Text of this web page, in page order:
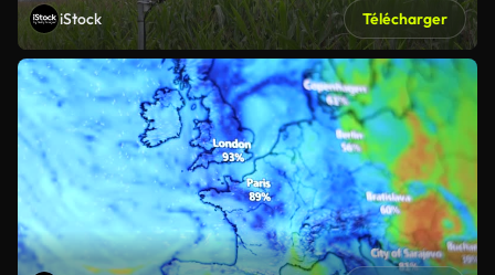
iStock Télécharger